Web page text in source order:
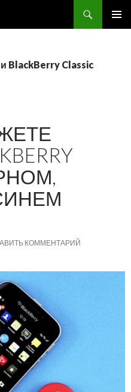
BlackBerry Classic
КОММЕНТАРИЙ